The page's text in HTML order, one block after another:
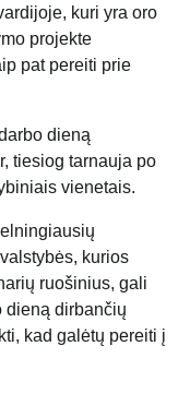
kuri yra oro
projekte
pat pereiti prie
dieną
tiesiog tarnauja po
vienetais.
kurios
ruošinius, gali
dieną dirbančių
kad galėtų pereiti į